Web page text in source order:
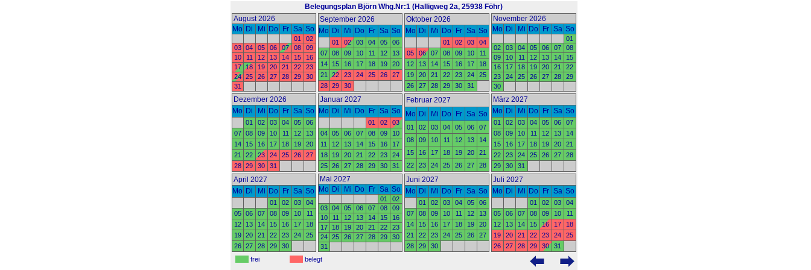
Belegungsplan Björn Whg.Nr:1(Halligweg 2a, 25938 Föhr)
August 2026
Mo Di Mi Do Fr Sa So
01
02
03
04 05 06 07 08
09
10
11 12 13 14 15
16
17
18 19 20 21 22
23
24
25 26 27 28 29
30
31
September 2026
Mo Di Mi Do Fr Sa So
01 02 03 04 05
06
07
08 09 10 11 12
13
14
15 16 17 18 19
20
21
22 23 24 25 26
27
28
29 30
Oktober 2026
Mo Di Mi Do Fr Sa So
01 02 03
04
05
06 07 08 09 10
11
12
13 14 15 16 17
18
19
20 21 22 23 24
25
26
27 28 29 30 31
November 2026
Mo Di Mi Do Fr Sa So
01
02
03 04 05 06 07
08
09
10 11 12 13 14
15
16
17 18 19 20 21
22
23
24 25 26 27 28
29
30
Dezember 2026
Mo Di Mi Do Fr Sa So
01 02 03 04 05
06
07
08 09 10 11 12
13
14
15 16 17 18 19
20
21
22 23 24 25 26
27
28
29 30 31
Januar 2027
Mo Di Mi Do Fr Sa So
01 02
03
04
05 06 07 08 09
10
11
12 13 14 15 16
17
18
19 20 21 22 23
24
25
26 27 28 29 30 31
Februar 2027
Mo Di Mi Do Fr Sa So
01 02 03 04 05 06
07
08
09 10 11 12 13
14
15
16 17 18 19 20
21
22
23 24 25 26 27 28
März 2027
Mo Di Mi Do Fr Sa So
01 02 03 04 05 06
07
08
09 10 11 12 13
14
15
16 17 18 19 20
21
22
23 24 25 26 27
28
29
30 31
April 2027
Mo Di Mi Do Fr Sa So
01 02 03
04
05
06 07 08 09 10
11
12
13 14 15 16 17
18
19
20 21 22 23 24
25
26
27 28 29 30
Mai 2027
Mo Di Mi Do Fr Sa So
01
02
03
04 05 06 07 08
09
10
11 12 13 14 15
16
17
18 19 20 21 22
23
24
25 26 27 28 29
30
31
Juni 2027
Mo Di Mi Do Fr Sa So
01 02 03 04 05
06
07
08 09 10 11 12
13
14
15 16 17 18 19
20
21
22 23 24 25 26
27
28
29 30
Juli 2027
Mo Di Mi Do Fr Sa So
01 02 03
04
05
06 07 08 09 10
11
12
13 14 15 16 17
18
19
20 21 22 23 24
25
26
27 28 29 30
31
frei
belegt